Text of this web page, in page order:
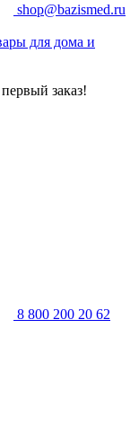
shop@bazismed.ru
для дома и
заказ!
8 800 200 20 62